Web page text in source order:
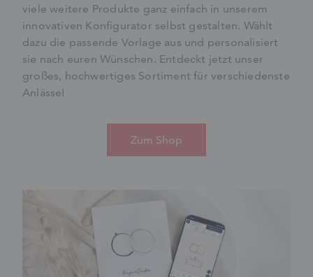
viele weitere Produkte ganz einfach in unserem
innovativen Konfigurator selbst gestalten. Wählt
dazu die passende Vorlage aus und personalisiert
sie nach euren Wünschen. Entdeckt jetzt unser
großes, hochwertiges Sortiment für verschiedenste
Anlässe!
Zum Shop